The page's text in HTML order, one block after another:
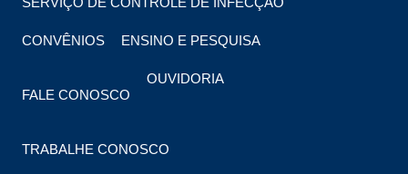
CONVÊNIOS ENSINO E PESQUISA
FALE CONOSCO
OUVIDORIA
TRABALHE CONOSCO